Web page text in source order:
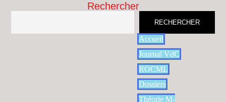
Rechercher
RECHERCHER
Accueil
Journal VdC
ROCML
Dossiers
Théorie M-